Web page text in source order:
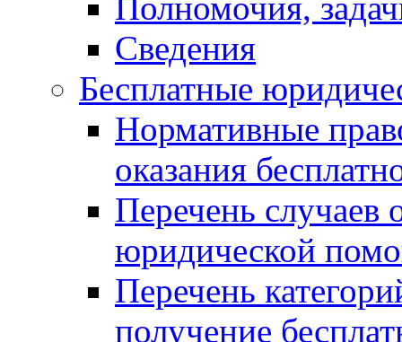
Сведения
Бесплатные
Нормативные
оказания
Перечень случаев
юридической
Перечень
получение